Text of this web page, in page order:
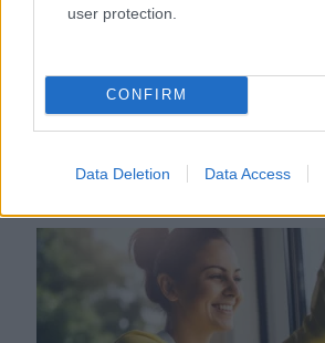
user protection.
CONFIRM
Data Deletion Data Access
Orvos figyelmeztet: ezt az apró